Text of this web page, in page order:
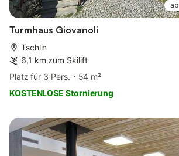
ab
Turmhaus Giovanoli
Tschlin
6,1 km zum Skilift
Platz für 3 Pers.
54 m²
KOSTENLOSE Stornierung